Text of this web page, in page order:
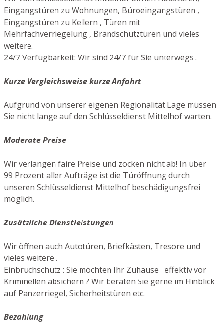
Eingangstüren zu Wohnungen, Büroeingangstüren ,
Eingangstüren zu Kellern , Türen mit
Mehrfachverriegelung , Brandschutztüren und vieles
weitere.
24/7 Verfügbarkeit: Wir sind 24/7 für Sie unterwegs .
Kurze Vergleichsweise kurze Anfahrt
Aufgrund von unserer eigenen Regionalität Lage müssen
Sie nicht lange auf den Schlüsseldienst Mittelhof warten.
Moderate Preise
Wir verlangen faire Preise und zocken nicht ab! In über
99 Prozent aller Aufträge ist die Türöffnung durch
unseren Schlüsseldienst Mittelhof beschädigungsfrei
möglich.
Zusätzliche Dienstleistungen
Wir öffnen auch Autotüren, Briefkästen, Tresore und
vieles weitere .
Einbruchschutz : Sie möchten Ihr Zuhause effektiv vor
Kriminellen absichern ? Wir beraten Sie gerne im Hinblick
auf Panzerriegel, Sicherheitstüren etc.
Bezahlung